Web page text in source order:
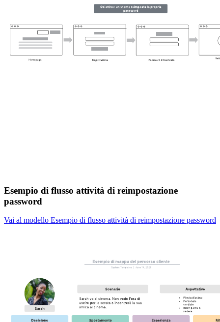
Esempio di flusso attività di reimpostazione
password
Vai al modello Esempio di flusso attività di reimpostazione password